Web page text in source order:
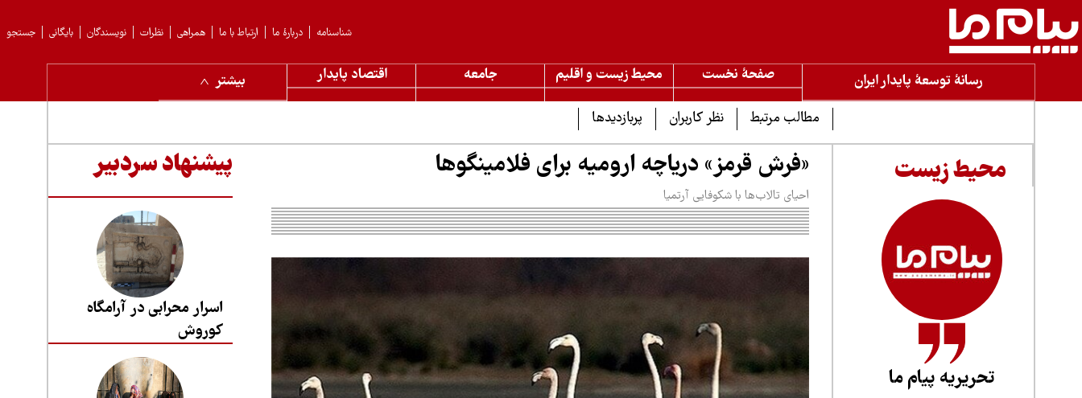
جستجو بایگانی نویسندگان نظرات همراهی ارتباط با ما دربارهٔ ما شناسنامه
رسانۀ توسعۀ پایدار ایران صفحۀ نخست محیط زیست و اقلیم جامعه اقتصاد پایدار
بیشتر
مطالب مرتبط
نظر کاربران پربازدیدها
محیط زیست
تحریریه پیام ما
«فرش قرمز» دریاچه ارومیه برای فلامینگوها
احیای تالاب‌ها با شکوفایی آرتمیا
پیشنهاد سردبیر
اسرار محرابی در آرامگاه
کوروش